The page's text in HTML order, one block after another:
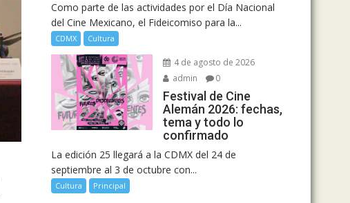
Como parte de las actividades por el Día Nacional
del Cine Mexicano, el Fideicomiso para la...
CDMX Cultura
4 de agosto de 2026
admin
0
Festival de Cine
Alemán 2026: fechas,
tema y todo lo
confirmado
La edición 25 llegará a la CDMX del 24 de
septiembre al 3 de octubre con...
Cultura Principal